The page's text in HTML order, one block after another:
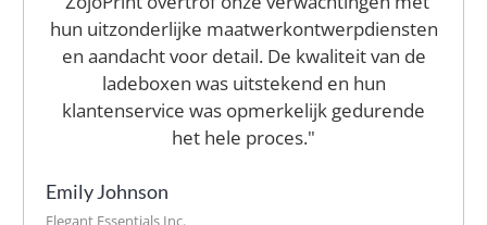
hun uitzonderlijke maatwerkontwerpdiensten
en aandacht voor detail. De kwaliteit van de
ladeboxen was uitstekend en hun
klantenservice was opmerkelijk gedurende
het hele proces."
Emily Johnson
Elegant Essentials Inc.